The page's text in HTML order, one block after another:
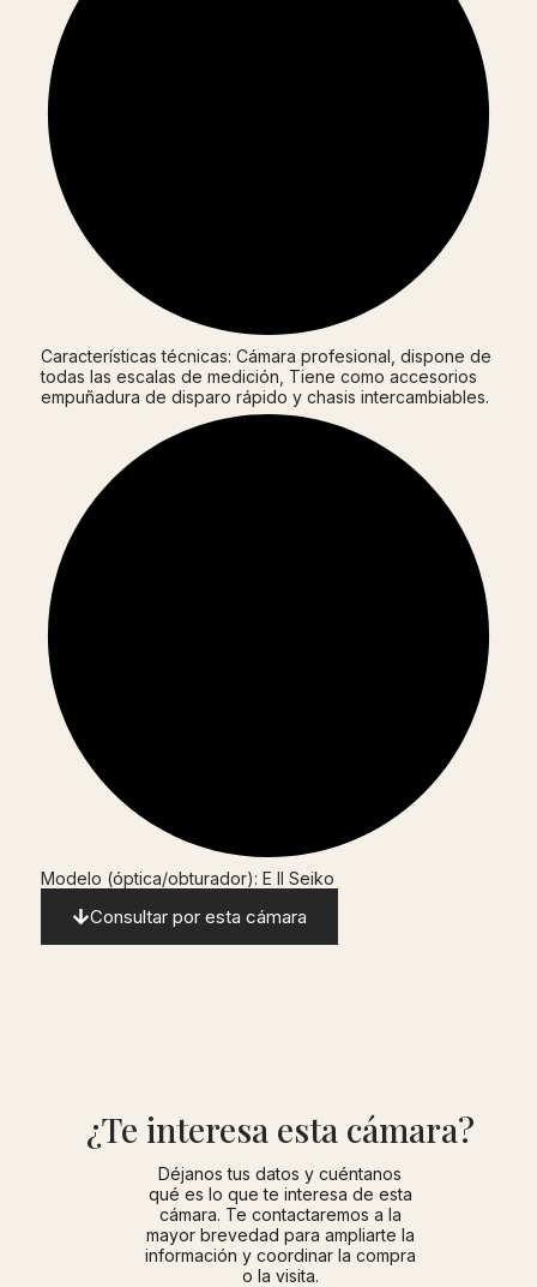
Características técnicas: Cámara profesional, dispone de
todas las escalas de medición, Tiene como accesorios
empuñadura de disparo rápido y chasis intercambiables.
Modelo (óptica/obturador): E II Seiko
Consultar por esta cámara
¿Te interesa esta cámara?
Déjanos tus datos y cuéntanos
qué es lo que te interesa de esta
cámara. Te contactaremos a la
mayor brevedad para ampliarte la
información y coordinar la compra
o la visita.